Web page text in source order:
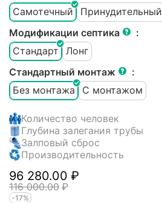
Самотечный
Принудительный
Модификации септика
:
Стандарт
Лонг
Стандартный монтаж
:
Без монтажа
С монтажом
Количество человек
Глубина залегания трубы
Залповый сброс
Производительность
96 280.00 ₽
116 000.00 ₽
-17%